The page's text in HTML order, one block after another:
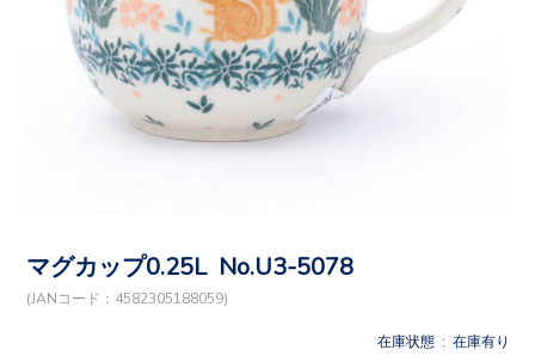
マグカップ0.25L No.U3-5078
(JANコード：4582305188059)
在庫状態 : 在庫有り